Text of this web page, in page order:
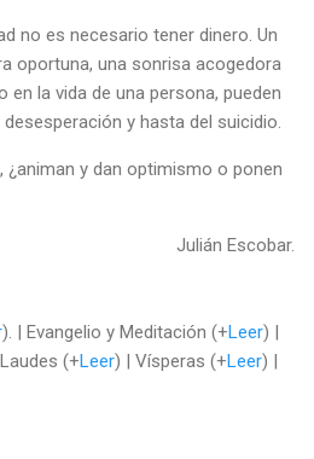
no es necesario tener dinero. Un
oportuna, una sonrisa acogedora
en la vida de una persona, pueden
y hasta del suicidio.
¿animan y dan optimismo o ponen
Julián Escobar.
). | Evangelio y Meditación (+Leer) |
(+Leer) | Vísperas (+Leer) |